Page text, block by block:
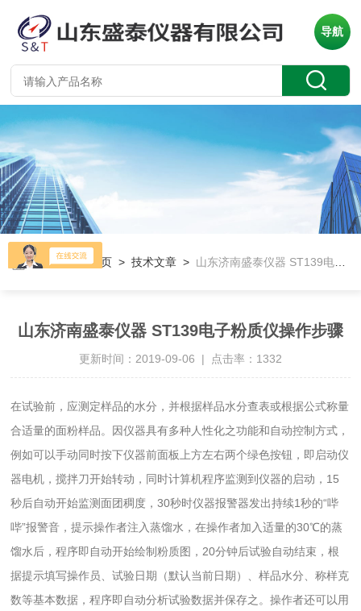
导航
当前位置：首页 >技术文章 > 山东济南盛泰仪器 ST139电子粉质仪操作步骤
山东济南盛泰仪器 ST139电子粉质仪操作步骤
更新时间：2019-09-06 | 点击率：1332
在试验前，应测定样品的水分，并根据样品水分查表或根据公式称量
合适量的面粉样品。因仪器具有多种人性化之功能和自动控制方式，
例如可以手动同时按下仪器前面板上方左右两个绿色按钮，即启动仪
器电机，搅拌刀开始转动，同时计算机程序监测到仪器的启动，15
秒后自动开始监测面团稠度，30秒时仪器报警器发出持续1秒的“哔
哔”报警音，提示操作者注入蒸馏水，在操作者加入适量的30℃的蒸
馏水后，程序即自动开始绘制粉质图，20分钟后试验自动结束，根
据提示填写操作员、试验日期（默认当前日期）、样品水分、称样克
数等基本数据，程序即自动分析试验数据并保存之。操作者还可以用